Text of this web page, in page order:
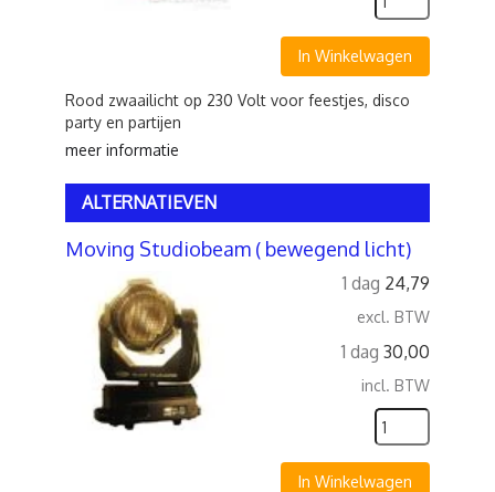
In Winkelwagen
Rood zwaailicht op 230 Volt voor feestjes, disco
party en partijen
meer informatie
ALTERNATIEVEN
Moving Studiobeam ( bewegend licht)
1 dag 24,79
excl. BTW
1 dag 30,00
incl. BTW
In Winkelwagen